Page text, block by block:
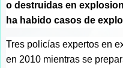
o destruidas en
ha habido casos de
Tres policías expertos en
en 2010 mientras se